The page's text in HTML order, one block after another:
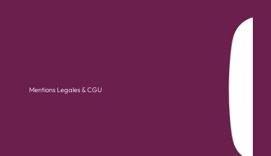
Mentions Legales & CGU